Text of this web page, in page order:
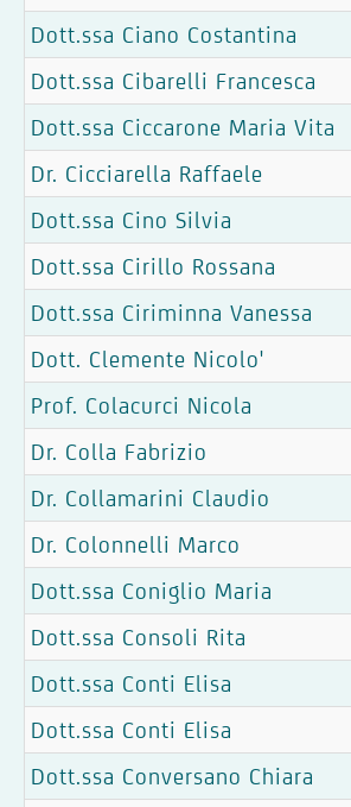
Dott.ssa Ciano Costantina
Dott.ssa Cibarelli Francesca
Dott.ssa Ciccarone Maria Vita
Dr. Cicciarella Raffaele
Dott.ssa Cino Silvia
Dott.ssa Cirillo Rossana
Dott.ssa Ciriminna Vanessa
Dott. Clemente Nicolo'
Prof. Colacurci Nicola
Dr. Colla Fabrizio
Dr. Collamarini Claudio
Dr. Colonnelli Marco
Dott.ssa Coniglio Maria
Dott.ssa Consoli Rita
Dott.ssa Conti Elisa
Dott.ssa Conti Elisa
Dott.ssa Conversano Chiara